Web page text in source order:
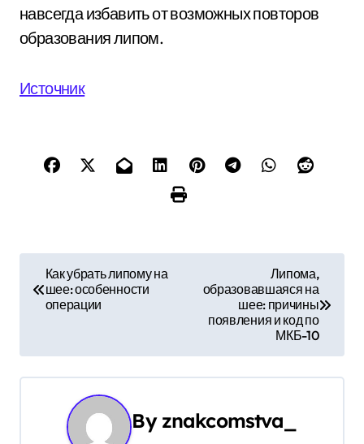
навсегда избавить от возможных повторов
образования липом.
Источник
и
Как убрать липому на
шее: особенности
операции
Липома,
образовавшаяся на
шее: причины
появления и код по
МКБ-10
By znakcomstva_